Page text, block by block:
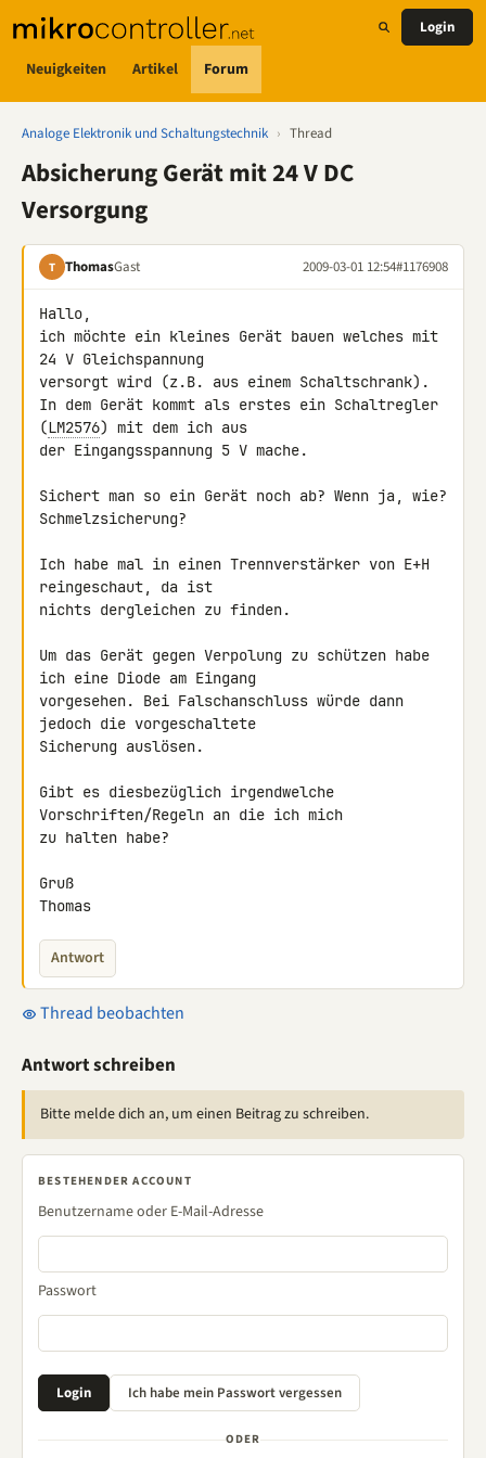
Neuigkeiten Artikel Forum
Login
Analoge Elektronik und Schaltungstechnik › Thread
Absicherung Gerät mit 24 V DC
Versorgung
T ThomasGast 2009-03-01 12:54#1176908
Hallo,
ich möchte ein kleines Gerät bauen welches mit
24 V Gleichspannung
versorgt wird (z.B. aus einem Schaltschrank).
In dem Gerät kommt als erstes ein Schaltregler
(LM2576) mit dem ich aus
der Eingangsspannung 5 V mache.
Sichert man so ein Gerät noch ab? Wenn ja, wie?
Schmelzsicherung?
Ich habe mal in einen Trennverstärker von E+H
reingeschaut, da ist
nichts dergleichen zu finden.
Um das Gerät gegen Verpolung zu schützen habe
ich eine Diode am Eingang
vorgesehen. Bei Falschanschluss würde dann
jedoch die vorgeschaltete
Sicherung auslösen.
Gibt es diesbezüglich irgendwelche
Vorschriften/Regeln an die ich mich
zu halten habe?
Gruß
Thomas
Antwort
Thread beobachten
Antwort schreiben
Bitte melde dich an, um einen Beitrag zu schreiben.
BESTEHENDER ACCOUNT
Benutzername oder E-Mail-Adresse
Passwort
ODER